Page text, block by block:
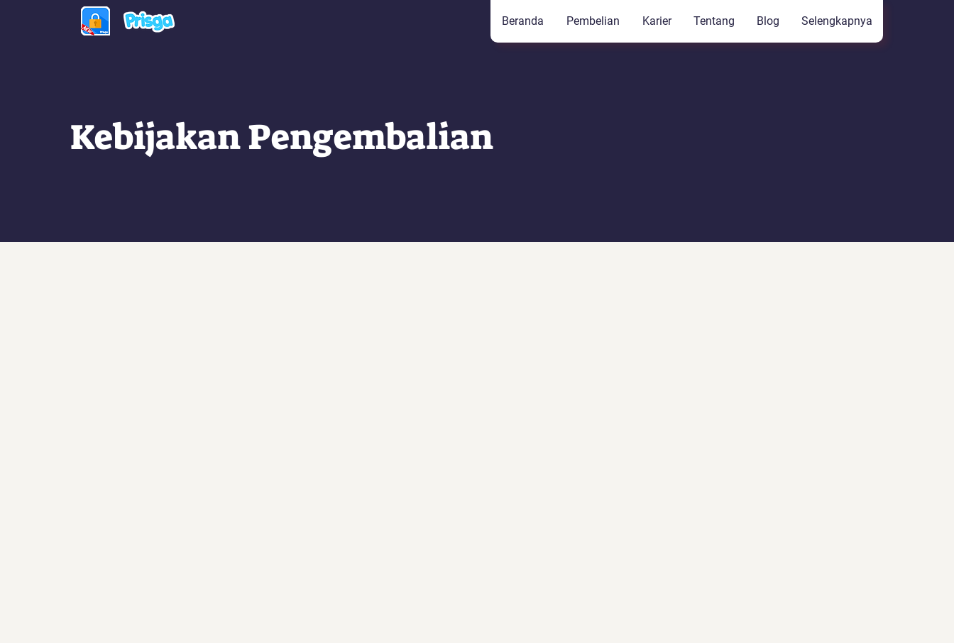
Beranda Pembelian Karier Tentang Blog Selengkapnya
Kebijakan Pengembalian